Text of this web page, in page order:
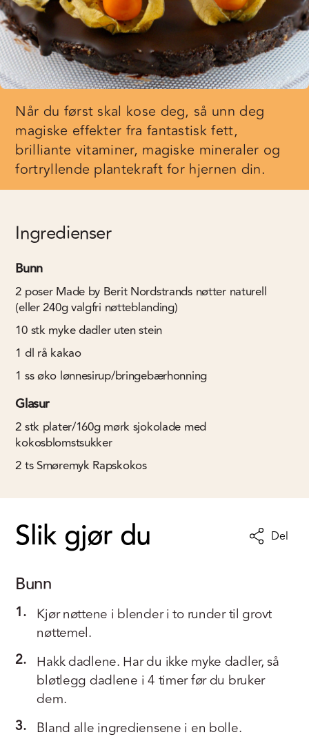
Når du først skal kose deg, så unn deg
magiske effekter fra fantastisk fett,
brilliante vitaminer, magiske mineraler og
fortryllende plantekraft for hjernen din.
Ingredienser
Bunn
2 poser Made by Berit Nordstrands nøtter naturell
(eller 240g valgfri nøtteblanding)
10stk myke dadler uten stein
1 dl rå kakao
1 ssøko lønnesirup/bringebærhonning
Glasur
2stk plater/160g mørk sjokolade med
kokosblomstsukker
2ts Smøremyk Rapskokos
Slik gjør du Del
Bunn
1. Kjør nøttene i blender i to runder til grovt
nøttemel.
2. Hakk dadlene. Har du ikke myke dadler, så
bløtlegg dadlene i 4 timer før du bruker
dem.
3. Bland alle ingrediensene i en bolle.